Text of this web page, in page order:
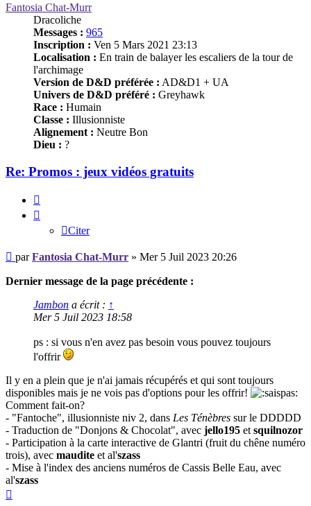
Fantosia Chat-Murr
Dracoliche
Messages : 965
Inscription : Ven 5 Mars 2021 23:13
Localisation : En train de balayer les escaliers de la tour de
l'archimage
Version de D&D préférée : AD&D1 + UA
Univers de D&D préféré : Greyhawk
Race : Humain
Classe : Illusionniste
Alignement : Neutre Bon
Dieu : ?
Re: Promos : jeux vidéos gratuits
Citer
Message
parFantosia Chat-Murr » Mer 5 Juil 2023 20:26
Dernier message de la page précédente :
Jambon a écrit : ↑
Mer 5 Juil 2023 18:58
ps : si vous n'en avez pas besoin vous pouvez toujours
l'offrir
Il y en a plein que je n'ai jamais récupérés et qui sont toujours
disponibles mais je ne vois pas d'options pour les offrir!
Comment fait-on?
- "Fantoche", illusionniste niv 2, dans Les Ténèbres sur le DDDDD
- Traduction de "Donjons & Chocolat", avec jello195 et squilnozor
- Participation à la carte interactive de Glantri (fruit du chêne numéro
trois), avec maudite et al'szass
- Mise à l'index des anciens numéros de Cassis Belle Eau, avec
al'szass